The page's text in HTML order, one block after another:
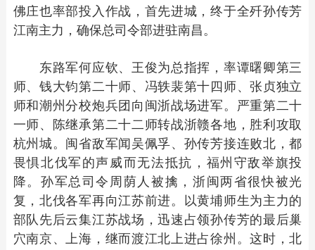
佛庄也率部投入作战，首先进城，终于全歼孙传芳
江南主力，确保总司令部进驻南昌。
东路军何应钦、王俊为总指挥，率谭曙卿第三
师、钱大钧第二十师、冯轶裴第十四师、张贞独立
师和潮州分校炮兵团向闽浙战场进军。严重第二十
一师、陈继承第二十二师转战浙赣各地，胜利攻取
杭州城。闽省敌军闻吴佩孚、孙传芳接连败北，都
畏惧北伐军的声威而无法抵抗，福州守敌举旗投
降。孙军总司令周荫人被擒，浙闽两省很快被光
复，北伐各军再向江苏前进。以黄埔师生为主力的
部队先后云集江苏战场，迅速占领孙传芳的最后巢
穴南京、上海，继而渡江北上进占徐州。这时，北